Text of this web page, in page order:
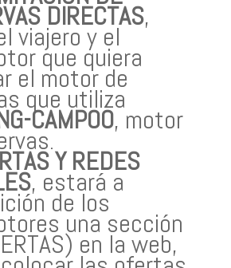
DIRECTAS,
viajero y el
que quiera
el motor de
que utiliza
CAMPOO, motor
Y REDES
, estará a
de los
una sección
en la web,